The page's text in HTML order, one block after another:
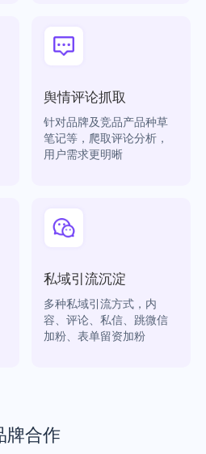
舆情评论抓取
针对品牌及竞品产品种草
笔记等，爬取评论分析，
用户需求更明晰
私域引流沉淀
多种私域引流方式，内
容、评论、私信、跳微信
加粉、表单留资加粉
牌合作